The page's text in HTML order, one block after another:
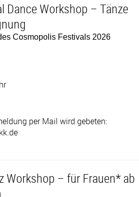
Dance Workshop – Tänze
Cosmopolis Festivals 2026
per Mail wird gebeten:
Workshop – für Frauen* ab